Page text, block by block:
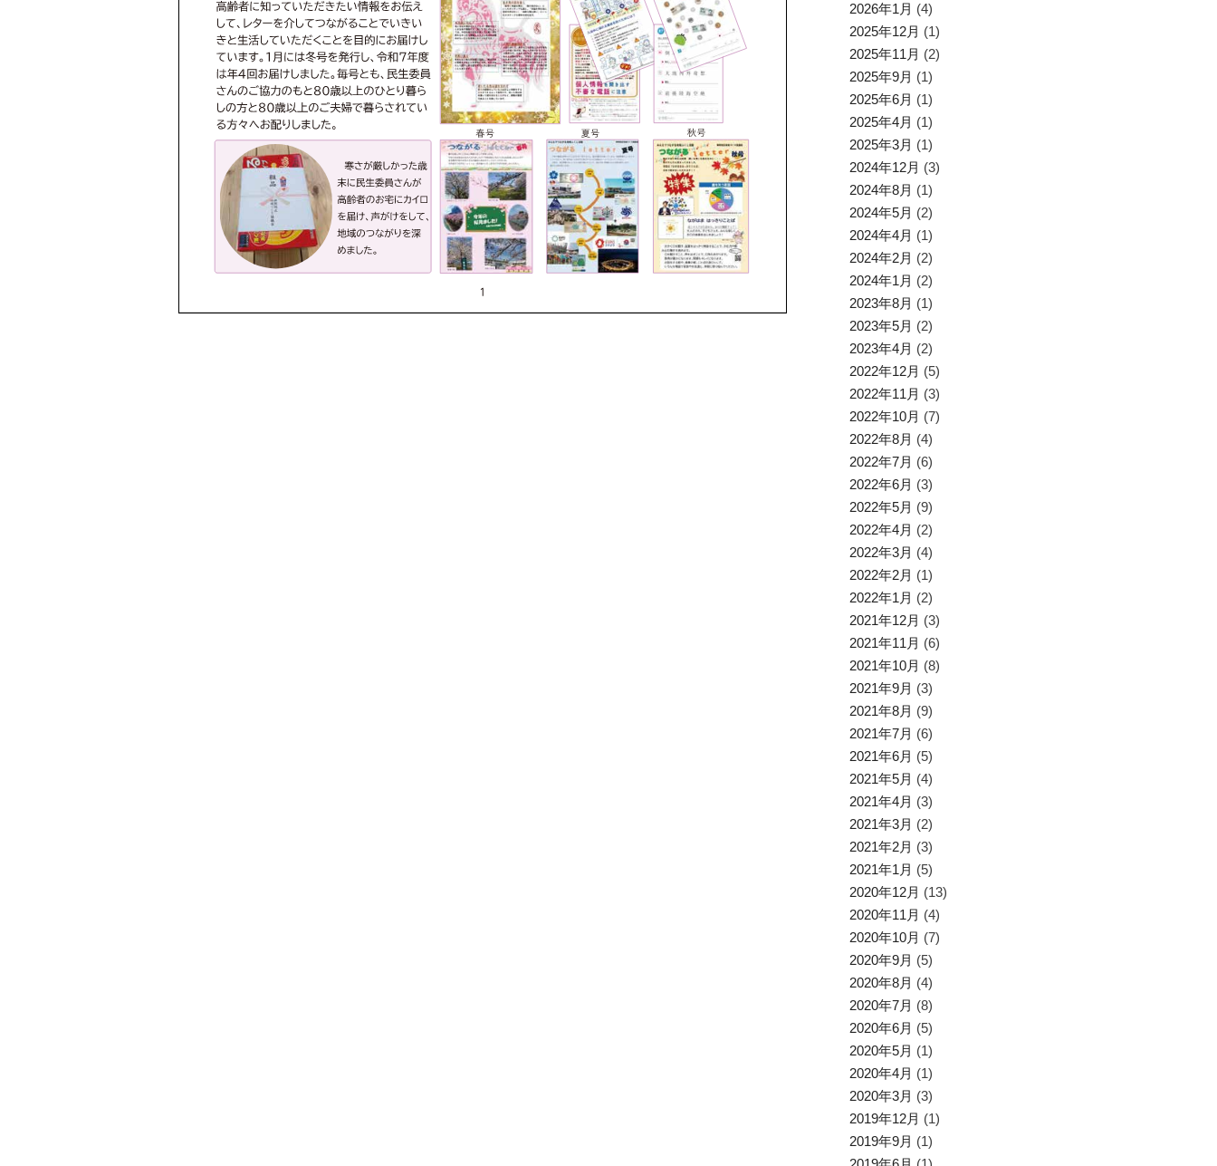
2026年1月 (4)
2025年12月 (1)
2025年11月 (2)
2025年9月 (1)
2025年6月 (1)
2025年4月 (1)
2025年3月 (1)
2024年12月 (3)
2024年8月 (1)
2024年5月 (2)
2024年4月 (1)
2024年2月 (2)
2024年1月 (2)
2023年8月 (1)
2023年5月 (2)
2023年4月 (2)
2022年12月 (5)
2022年11月 (3)
2022年10月 (7)
2022年8月 (4)
2022年7月 (6)
2022年6月 (3)
2022年5月 (9)
2022年4月 (2)
2022年3月 (4)
2022年2月 (1)
2022年1月 (2)
2021年12月 (3)
2021年11月 (6)
2021年10月 (8)
2021年9月 (3)
2021年8月 (9)
2021年7月 (6)
2021年6月 (5)
2021年5月 (4)
2021年4月 (3)
2021年3月 (2)
2021年2月 (3)
2021年1月 (5)
2020年12月 (13)
2020年11月 (4)
2020年10月 (7)
2020年9月 (5)
2020年8月 (4)
2020年7月 (8)
2020年6月 (5)
2020年5月 (1)
2020年4月 (1)
2020年3月 (3)
2019年12月 (1)
2019年9月 (1)